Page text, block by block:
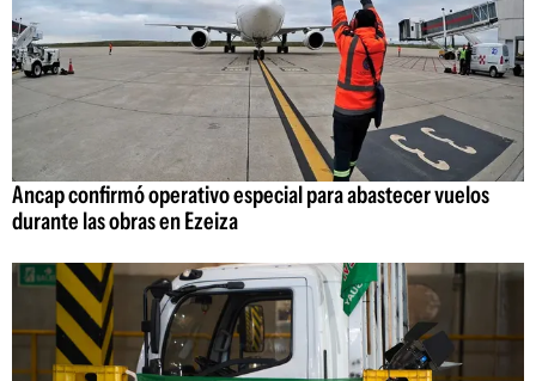
Ancap confirmó operativo especial para abastecer vuelos
durante las obras en Ezeiza